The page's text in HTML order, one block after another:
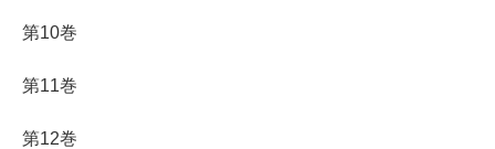
第10巻
第11巻
第12巻